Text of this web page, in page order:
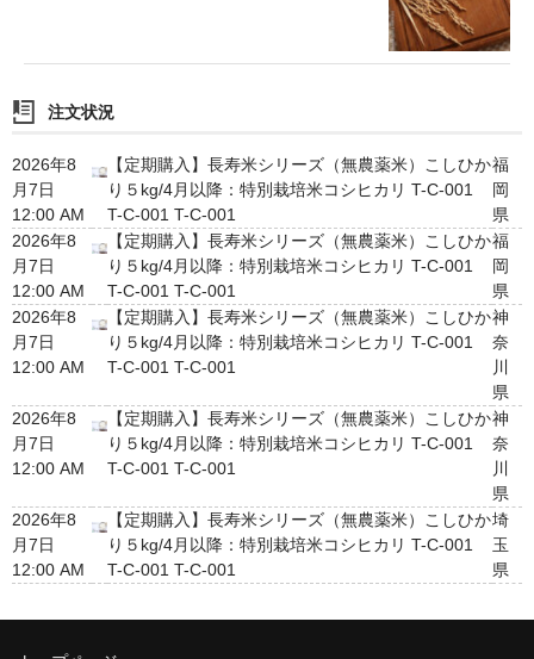
注文状況
2026年8
月7日
12:00 AM
【定期購入】長寿米シリーズ（無農薬米）こしひか
り５kg/4月以降：特別栽培米コシヒカリ T-C-001
T-C-001 T-C-001
福
岡
県
2026年8
月7日
12:00 AM
【定期購入】長寿米シリーズ（無農薬米）こしひか
り５kg/4月以降：特別栽培米コシヒカリ T-C-001
T-C-001 T-C-001
福
岡
県
2026年8
月7日
12:00 AM
【定期購入】長寿米シリーズ（無農薬米）こしひか
り５kg/4月以降：特別栽培米コシヒカリ T-C-001
T-C-001 T-C-001
神
奈
川
県
2026年8
月7日
12:00 AM
【定期購入】長寿米シリーズ（無農薬米）こしひか
り５kg/4月以降：特別栽培米コシヒカリ T-C-001
T-C-001 T-C-001
神
奈
川
県
2026年8
月7日
12:00 AM
【定期購入】長寿米シリーズ（無農薬米）こしひか
り５kg/4月以降：特別栽培米コシヒカリ T-C-001
T-C-001 T-C-001
埼
玉
県